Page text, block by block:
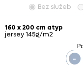
Bez služeb
160 x 200 cm atyp
jersey 145g/m2
-